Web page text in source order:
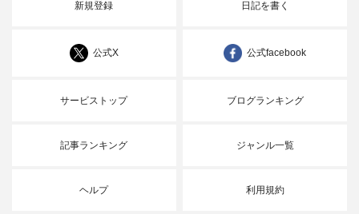
新規登録 日記を書く
公式X 公式facebook
サービストップ ブログランキング
記事ランキング ジャンル一覧
ヘルプ 利用規約